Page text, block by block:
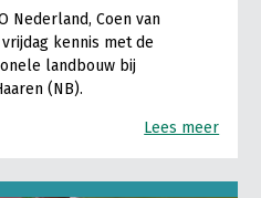
Nederland, Coen van
kennis met de
landbouw bij
(NB).
Lees meer